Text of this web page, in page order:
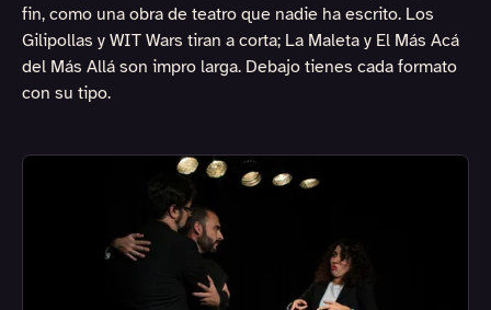
fin, como una obra de teatro que nadie ha escrito. Los
Gilipollas y WIT Wars tiran a corta; La Maleta y El Más Acá
del Más Allá son impro larga. Debajo tienes cada formato
con su tipo.